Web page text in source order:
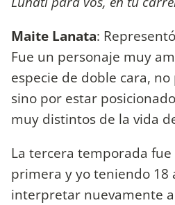
Maite Lanata:
Fue un personaje muy
especie de doble cara,
sino por estar
muy distintos de la vida
La tercera temporada
primera y yo teniendo 18
interpretar nuevamente